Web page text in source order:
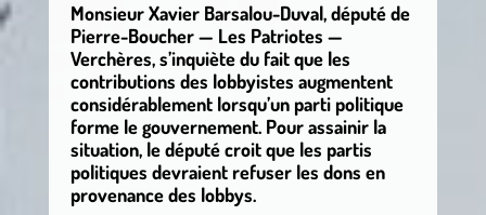
Monsieur Xavier Barsalou-Duval, député de
Pierre-Boucher — Les Patriotes —
Verchères, s’inquiète du fait que les
contributions des lobbyistes augmentent
considérablement lorsqu’un parti politique
forme le gouvernement. Pour assainir la
situation, le député croit que les partis
politiques devraient refuser les dons en
provenance des lobbys.